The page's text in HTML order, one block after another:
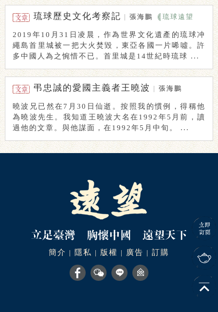
琉球歷史文化考察記 張海鵬 琉球遠望
2019年10月31日凌晨，作為世界文化遺產的琉球冲
繩島首里城被一把大火焚毀，東亞各國一片唏噓。許
多中國人為之惋惜不已。首里城是14世紀時琉球 ...
弔忠誠的愛國主義者王曉波 張海鵬
曉波兄已然在7月30日仙逝。按照我的慣例，得稱他
為曉波先生。我知道王曉波大名在1992年5月前，讀
過他的文章。與他謀面，在1992年5月中旬。 ...
簡介 | 隱私 | 版權 | 廣告 | 訂購